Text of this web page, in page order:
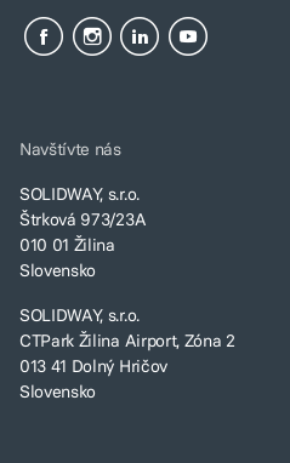
Navštívte nás
SOLIDWAY, s.r.o.
Štrková 973/23A
010 01 Žilina
Slovensko
SOLIDWAY, s.r.o.
CTPark Žilina Airport, Zóna 2
013 41 Dolný Hričov
Slovensko